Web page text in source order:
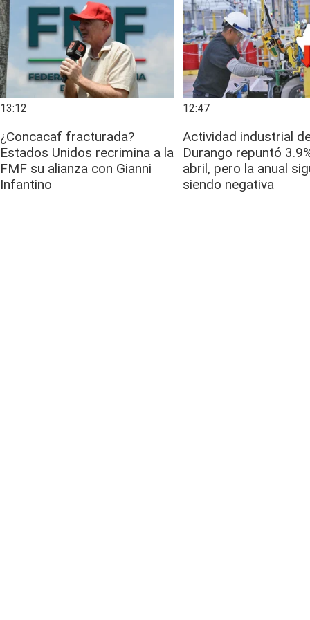
13:12
¿Concacaf fracturada?
Estados Unidos recrimina a la
FMF su alianza con Gianni
Infantino
12:47
Actividad industrial
Durango repuntó
abril, pero la anual
siendo negativa